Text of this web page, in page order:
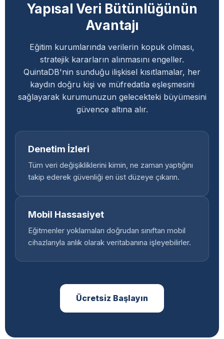
Yapısal Veri Bütünlüğünün
Avantajı
Eğitim kurumlarında verilerin kopuk olması,
stratejik kararların alınmasını engeller.
QuintaDB'nin sunduğu ilişkisel kısıtlamalar, her
kaydın doğru kişi ve müfredatla eşleşmesini
sağlayarak kurumunuzun gelecekteki büyümesini
güvence altına alır.
Denetim İzleri
Tüm veri değişikliklerini kimin, ne zaman yaptığını
takip ederek güvenliği en üst düzeye çıkarın.
Mobil Hassasiyet
Eğitmenler yoklamaları doğrudan sınıftan mobil
cihazlarıyla anlık olarak veritabanına işleyebilirler.
Ücretsiz Başlayın